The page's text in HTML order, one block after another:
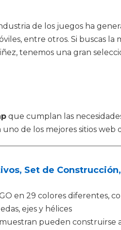
de los juegos ha
entre otros. Si buscas la
tenemos una gran
que cumplan las
de los mejores sitios web
Set de
en 29 colores diferentes,
ejes y hélices
pueden construirse